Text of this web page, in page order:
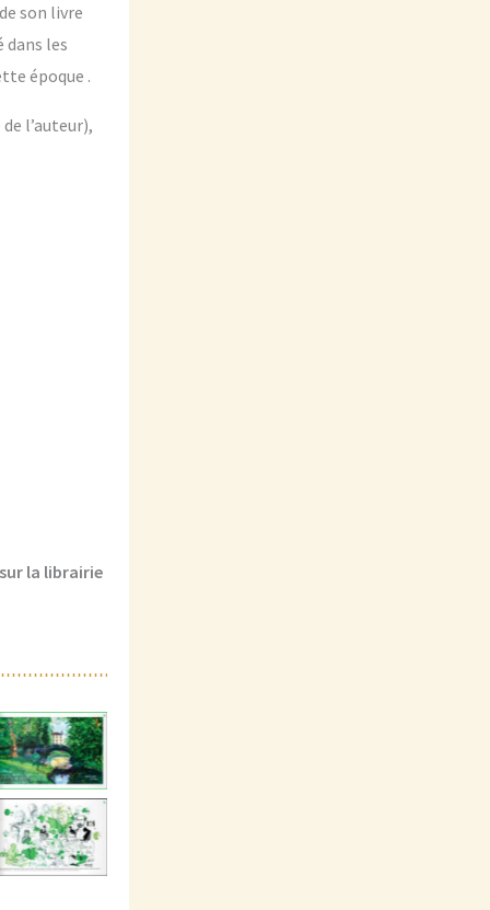
son livre
dans les
époque .
l’auteur),
la librairie